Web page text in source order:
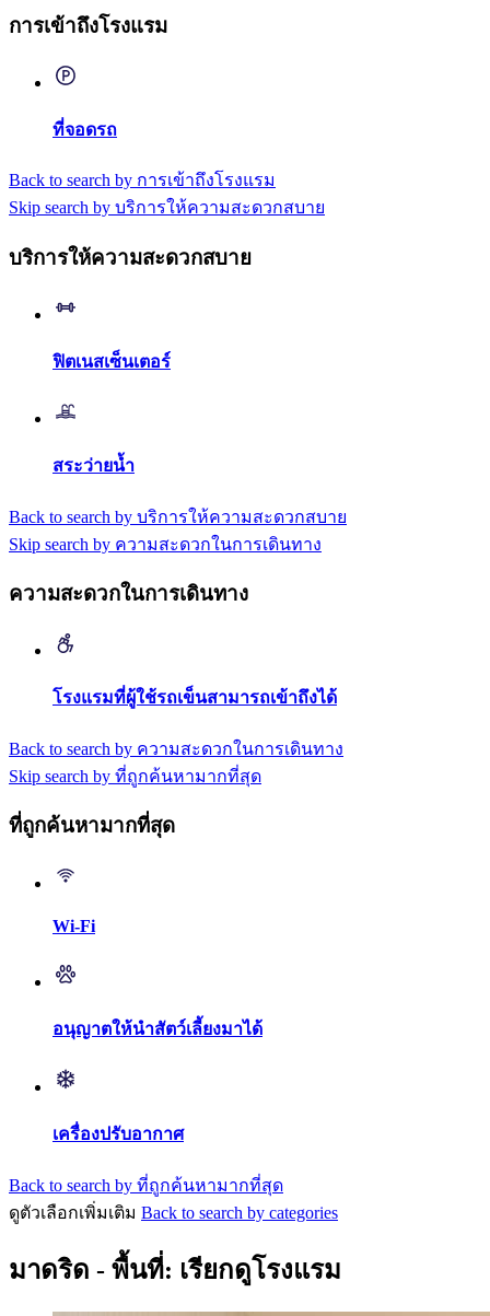
การเข้าถึงโรงแรม
ที่จอดรถ
Back to search by การเข้าถึงโรงแรม
Skip search by บริการให้ความสะดวกสบาย
บริการให้ความสะดวกสบาย
ฟิตเนสเซ็นเตอร์
สระว่ายน้ำ
Back to search by บริการให้ความสะดวกสบาย
Skip search by ความสะดวกในการเดินทาง
ความสะดวกในการเดินทาง
โรงแรมที่ผู้ใช้รถเข็นสามารถเข้าถึงได้
Back to search by ความสะดวกในการเดินทาง
Skip search by ที่ถูกค้นหามากที่สุด
ที่ถูกค้นหามากที่สุด
Wi-Fi
อนุญาตให้นำสัตว์เลี้ยงมาได้
เครื่องปรับอากาศ
Back to search by ที่ถูกค้นหามากที่สุด
ดูตัวเลือกเพิ่มเติม Back to search by categories
มาดริด - พื้นที่: เรียกดูโรงแรม